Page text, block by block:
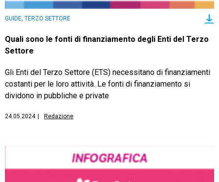
GUIDE, TERZO SETTORE
Quali sono le fonti di finanziamento degli Enti del Terzo
Settore
Gli Enti del Terzo Settore (ETS) necessitano di finanziamenti
costanti per le loro attività. Le fonti di finanziamento si
dividono in pubbliche e private
24.05.2024 Redazione